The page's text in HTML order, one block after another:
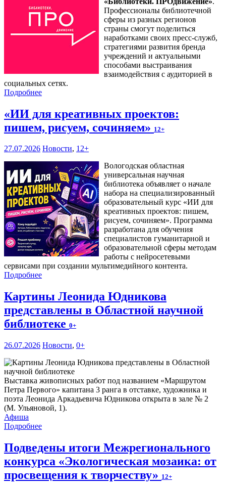
Профессионалы библиотечной
сферы из разных регионов
страны смогут поделиться
наработками своих пресс-служб,
стратегиями развития бренда
учреждений и актуальными
способами выстраивания
взаимодействия с аудиторией в
социальных сетях.
Подробнее
«ИИ для креативных проектов:
пишем, рисуем, сочиняем» 12+
27.07.2026 Новости, 12+
Вологодская областная
универсальная научная
библиотека объявляет о начале
набора на специализированный
образовательный курс «ИИ для
креативных проектов: пишем,
рисуем, сочиняем». Программа
разработана для обучения
специалистов гуманитарной и
образовательной сферы методам
работы с нейросетевыми
сервисами при создании мультимедийного контента.
Подробнее
Картины Леонида Юдникова
представлены в Областной научной
библиотеке 0+
26.07.2026 Новости, 0+
Выставка живописных работ под названием «Маршрутом
Петра Первого» капитана 3 ранга в отставке, художника и
поэта Леонида Аркадьевича Юдникова открыта в зале № 2
(М. Ульяновой, 1).
Афиша
Подробнее
Подведены итоги Межрегионального
конкурса «Экологическая мозаика: от
просвещения к творчеству» 12+